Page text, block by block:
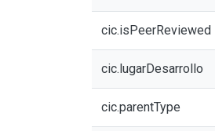
cic.isPeerReviewed
cic.lugarDesarrollo
cic.parentType